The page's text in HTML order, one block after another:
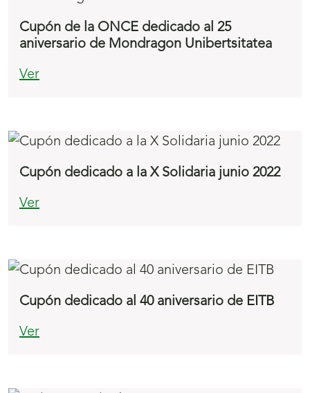
Cupón de la ONCE dedicado al 25
aniversario de Mondragon Unibertsitatea
Ver
Cupón dedicado a la X Solidaria junio 2022
Ver
Cupón dedicado al 40 aniversario de EITB
Ver